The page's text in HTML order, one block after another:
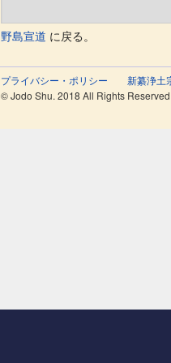
野島宣道 に戻る。
プライバシー・ポリシー 新纂浄土
© Jodo Shu. 2018 All Rights Reserved.